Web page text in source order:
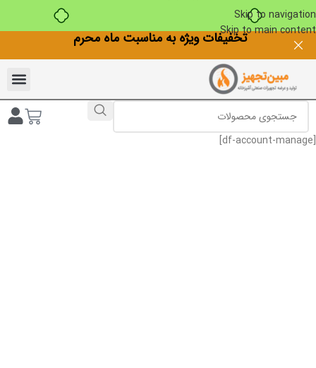
Skip to navigation
Skip to main contentتخفیفات ویژه به مناسبت ماه محرم
[df-account-manage]